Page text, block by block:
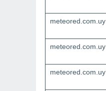
meteored.com.uy
meteored.com.uy
meteored.com.uy